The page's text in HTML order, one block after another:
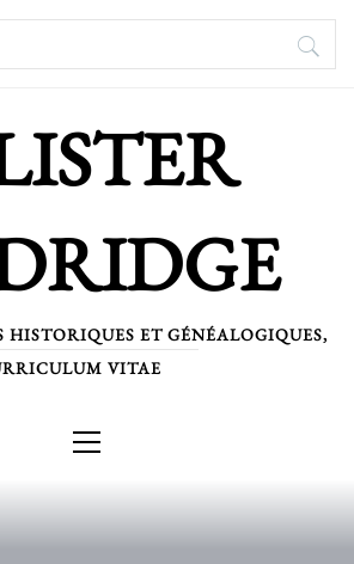
HISTORIQUES ET GÉNÉALOGIQUES,
VITAE
Menu